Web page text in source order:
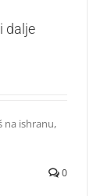
dalje
na ishranu,
0